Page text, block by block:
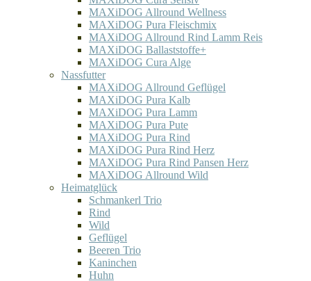
MAXiDOG Allround Wellness
MAXiDOG Pura Fleischmix
MAXiDOG Allround Rind Lamm Reis
MAXiDOG Ballaststoffe+
MAXiDOG Cura Alge
Nassfutter
MAXiDOG Allround Geflügel
MAXiDOG Pura Kalb
MAXiDOG Pura Lamm
MAXiDOG Pura Pute
MAXiDOG Pura Rind
MAXiDOG Pura Rind Herz
MAXiDOG Pura Rind Pansen Herz
MAXiDOG Allround Wild
Heimatglück
Schmankerl Trio
Rind
Wild
Geflügel
Beeren Trio
Kaninchen
Huhn